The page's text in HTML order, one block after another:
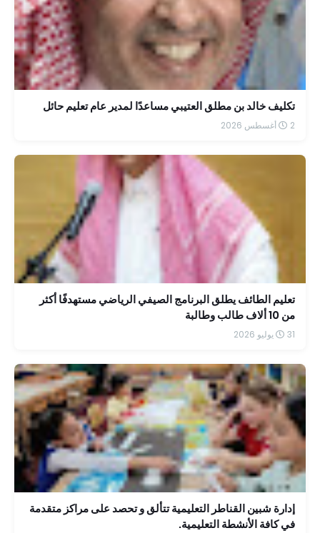
تكليف خالد بن مطلق العتيبي مساعدًا لمدير عام تعليم حائل
2 أغسطس 2026
تعليم الطائف يطلق البرنامج الصيفي الرياضي مستهدفًا أكثر
من 10 ألاف طالب وطالبة
31 يوليو 2026
إدارة شبين القناطر التعليمية تتألق و تحصد على مراكز متقدمة
في كافة الأنشطة التعليمية.